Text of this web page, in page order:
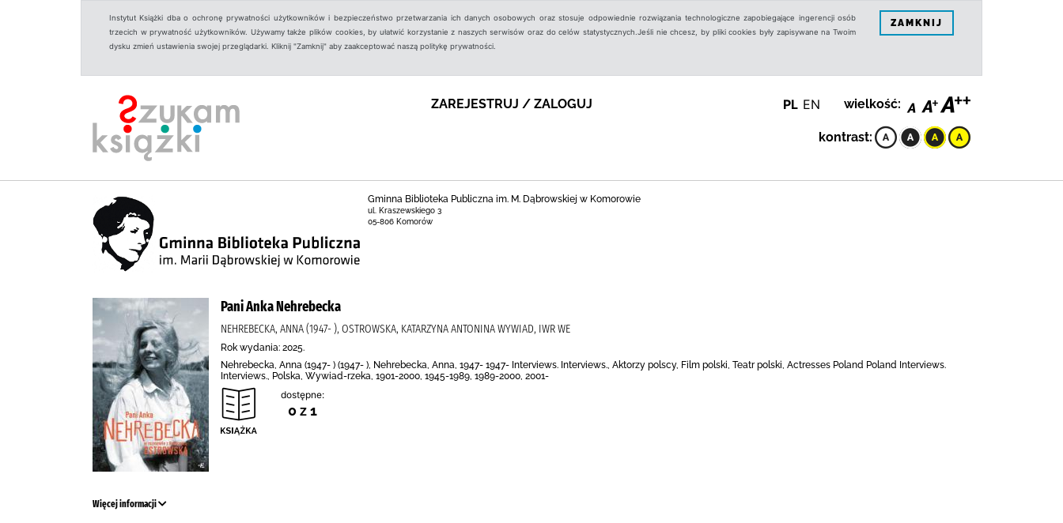
Instytut Książki dba o ochronę prywatności użytkowników i bezpieczeństwo przetwarzania ich danych osobowych oraz stosuje odpowiednie rozwiązania technologiczne zapobiegające ingerencji osób
trzecich w prywatność użytkowników. Używamy także plików cookies, by ułatwić korzystanie z naszych serwisów oraz do celów statystycznych.Jeśli nie chcesz, by pliki cookies były zapisywane na Twoim
dysku zmień ustawienia swojej przeglądarki. Kliknij "Zamknij" aby zaakceptować naszą politykę prywatności.
ZAMKNIJ
ZAREJESTRUJ / ZALOGUJ PL EN wielkość:
kontrast:
Gminna Biblioteka Publiczna im. M. Dąbrowskiej w Komorowie
ul. Kraszewskiego 3
05-806 Komorów
Pani Anka Nehrebecka
NEHREBECKA, ANNA (1947- ), OSTROWSKA, KATARZYNA ANTONINA WYWIAD, IWR WE
Rok wydania: 2025.
Nehrebecka, Anna (1947- ) (1947- ), Nehrebecka, Anna, 1947- 1947- Interviews. Interviews., Aktorzy polscy, Film polski, Teatr polski, Actresses Poland Poland Interviews.
Interviews., Polska, Wywiad-rzeka, 1901-2000, 1945-1989, 1989-2000, 2001-
dostępne:
0 z 1
Więcej informacji